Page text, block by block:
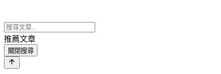
推薦文章
關閉搜尋